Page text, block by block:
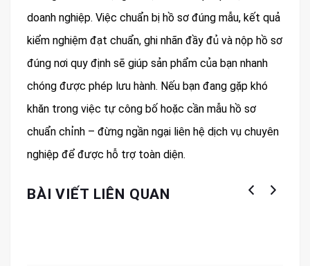
doanh nghiệp. Việc chuẩn bị hồ sơ đúng mẫu, kết quả
kiểm nghiệm đạt chuẩn, ghi nhãn đầy đủ và nộp hồ sơ
đúng nơi quy định sẽ giúp sản phẩm của bạn nhanh
chóng được phép lưu hành. Nếu bạn đang gặp khó
khăn trong việc tự công bố hoặc cần mẫu hồ sơ
chuẩn chỉnh – đừng ngần ngại liên hệ dịch vụ chuyên
nghiệp để được hỗ trợ toàn diện.
BÀI VIẾT LIÊN QUAN